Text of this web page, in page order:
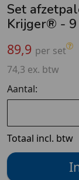
Set
Krijger® -
89,9 per set
74,3 ex. btw
Aantal:
Totaal incl. btw